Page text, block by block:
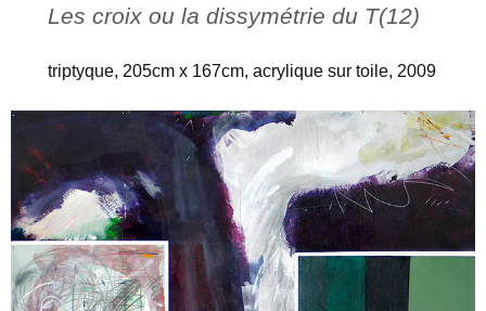
Les croix ou la dissymétrie du T(12)
triptyque, 205cm x 167cm, acrylique sur toile, 2009